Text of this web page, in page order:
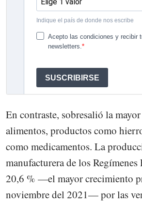
En contraste, sobresalió la
alimentos, productos como
como medicamentos. La
manufacturera de los Regímenes
20,6 % —el mayor crecimiento
noviembre del 2021— por las